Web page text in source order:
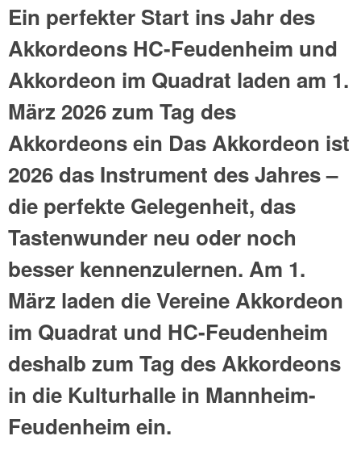
Ein perfekter Start ins Jahr des
Akkordeons HC-Feudenheim und
Akkordeon im Quadrat laden am 1.
März 2026 zum Tag des
Akkordeons ein Das Akkordeon ist
2026 das Instrument des Jahres –
die perfekte Gelegenheit, das
Tastenwunder neu oder noch
besser kennenzulernen. Am 1.
März laden die Vereine Akkordeon
im Quadrat und HC-Feudenheim
deshalb zum Tag des Akkordeons
in die Kulturhalle in Mannheim-
Feudenheim ein.